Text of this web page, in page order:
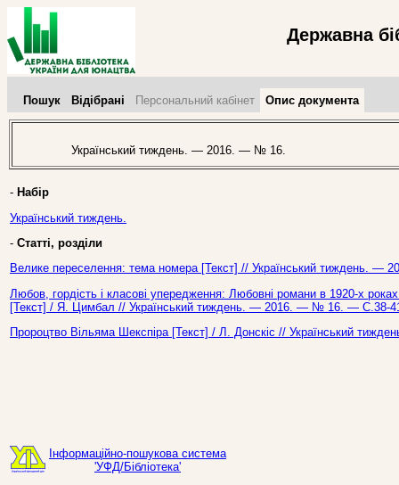
Державна
Пошук Відібрані Персональний кабінет Опис документа
Український тиждень. — 2016. — № 16.
- Набір
Український тиждень.
- Статті, розділи
Велике переселення: тема номера [Текст] // Український тиждень.
Любов, гордість і класові упередження: Любовні романи в 1920-х
[Текст] / Я. Цимбал // Український тиждень. — 2016. — № 16. — С.38-
Пророцтво Вільяма Шекспіра [Текст] / Л. Донскіс // Український
Інформаційно-пошукова система
'УФД/Бібліотека'